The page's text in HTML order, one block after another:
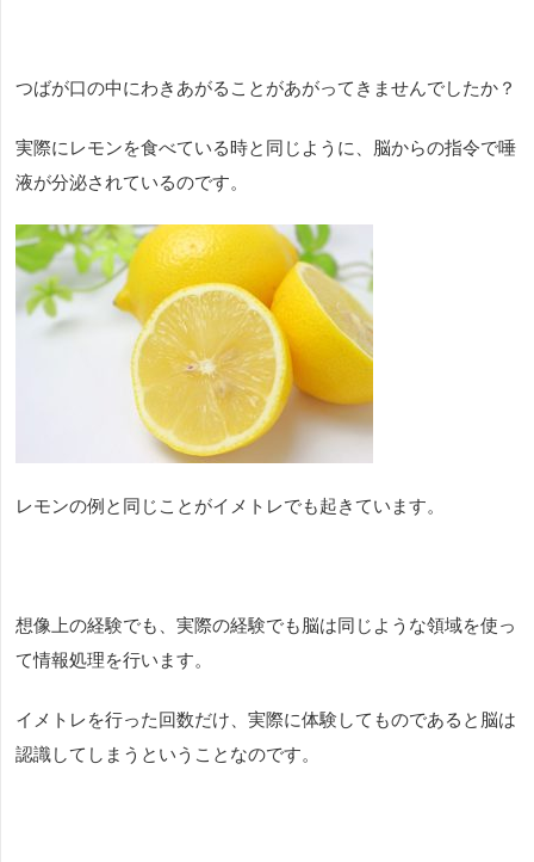
つばが口の中にわきあがることがあがってきませんでしたか？
実際にレモンを食べている時と同じように、脳からの指令で唾
液が分泌されているのです。
レモンの例と同じことがイメトレでも起きています。
想像上の経験でも、実際の経験でも脳は同じような領域を使っ
て情報処理を行います。
イメトレを行った回数だけ、実際に体験してものであると脳は
認識してしまうということなのです。